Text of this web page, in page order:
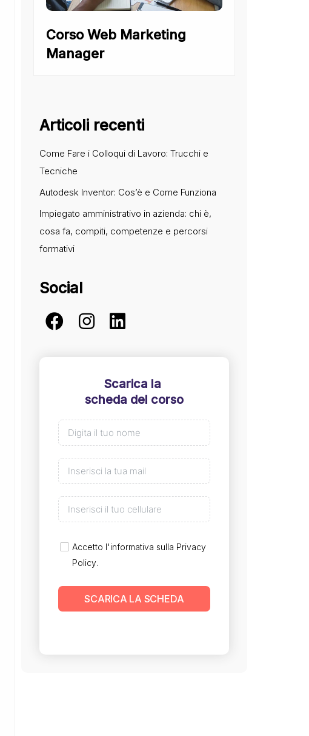
Corso Web Marketing
Manager
Articoli recenti
Come Fare i Colloqui di Lavoro: Trucchi e
Tecniche
Autodesk Inventor: Cos’è e Come Funziona
Impiegato amministrativo in azienda: chi è,
cosa fa, compiti, competenze e percorsi
formativi
Social
Scarica la
scheda del corso
Accetto l'informativa sulla Privacy
Policy.
SCARICA LA SCHEDA